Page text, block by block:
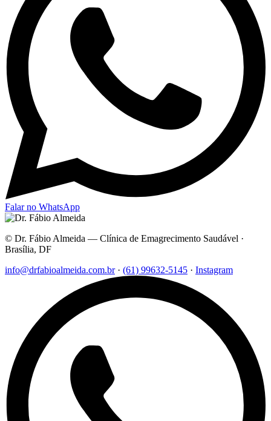
Falar no WhatsApp
© Dr. Fábio Almeida — Clínica de Emagrecimento Saudável ·
Brasília, DF
info@drfabioalmeida.com.br · (61) 99632-5145 · Instagram